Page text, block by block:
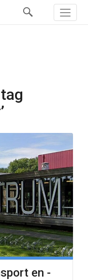
en -